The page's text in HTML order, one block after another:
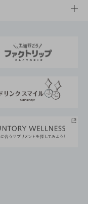
ティ経営